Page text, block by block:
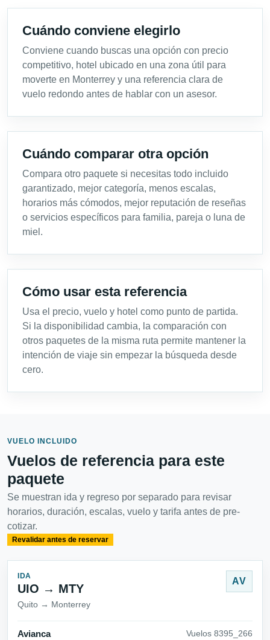
Cuándo conviene elegirlo
Conviene cuando buscas una opción con precio
competitivo, hotel ubicado en una zona útil para
moverte en Monterrey y una referencia clara de
vuelo redondo antes de hablar con un asesor.
Cuándo comparar otra opción
Compara otro paquete si necesitas todo incluido
garantizado, mejor categoría, menos escalas,
horarios más cómodos, mejor reputación de reseñas
o servicios específicos para familia, pareja o luna de
miel.
Cómo usar esta referencia
Usa el precio, vuelo y hotel como punto de partida.
Si la disponibilidad cambia, la comparación con
otros paquetes de la misma ruta permite mantener la
intención de viaje sin empezar la búsqueda desde
cero.
VUELO INCLUIDO
Vuelos de referencia para este
paquete
Se muestran ida y regreso por separado para revisar
horarios, duración, escalas, vuelo y tarifa antes de pre-
cotizar.
Revalidar antes de reservar
IDA
UIO → MTY
Quito → Monterrey
AV
Avianca Vuelos 8395_266